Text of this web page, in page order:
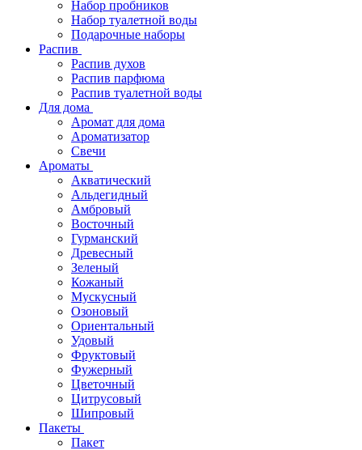
Набор пробников
Набор туалетной воды
Подарочные наборы
Распив
Распив духов
Распив парфюма
Распив туалетной воды
Для дома
Аромат для дома
Ароматизатор
Свечи
Ароматы
Акватический
Альдегидный
Амбровый
Восточный
Гурманский
Древесный
Зеленый
Кожаный
Мускусный
Озоновый
Ориентальный
Удовый
Фруктовый
Фужерный
Цветочный
Цитрусовый
Шипровый
Пакеты
Пакет